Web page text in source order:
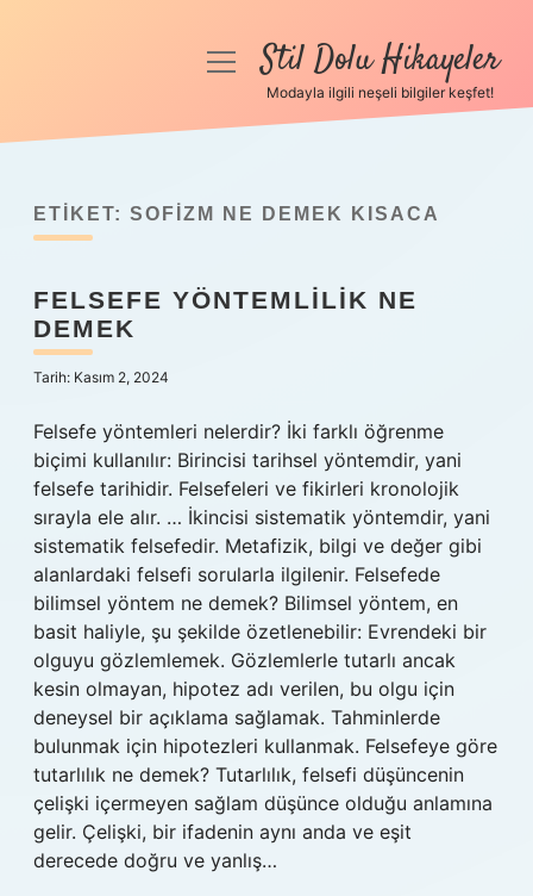
Anasayfa
Yasal Uyarı
Hakkımızda
menüyüStil Dolu Hikayeler
Modayla ilgili neşeli bilgiler keşfet!
ETIKET: SOFIZM NE DEMEK KISACA
FELSEFE YÖNTEMLILIK NE
DEMEK
Tarih: Kasım 2, 2024
Felsefe yöntemleri nelerdir? İki farklı öğrenme
biçimi kullanılır: Birincisi tarihsel yöntemdir, yani
felsefe tarihidir. Felsefeleri ve fikirleri kronolojik
sırayla ele alır. … İkincisi sistematik yöntemdir, yani
sistematik felsefedir. Metafizik, bilgi ve değer gibi
alanlardaki felsefi sorularla ilgilenir. Felsefede
bilimsel yöntem ne demek? Bilimsel yöntem, en
basit haliyle, şu şekilde özetlenebilir: Evrendeki bir
olguyu gözlemlemek. Gözlemlerle tutarlı ancak
kesin olmayan, hipotez adı verilen, bu olgu için
deneysel bir açıklama sağlamak. Tahminlerde
bulunmak için hipotezleri kullanmak. Felsefeye göre
tutarlılık ne demek? Tutarlılık, felsefi düşüncenin
çelişki içermeyen sağlam düşünce olduğu anlamına
gelir. Çelişki, bir ifadenin aynı anda ve eşit
derecede doğru ve yanlış…